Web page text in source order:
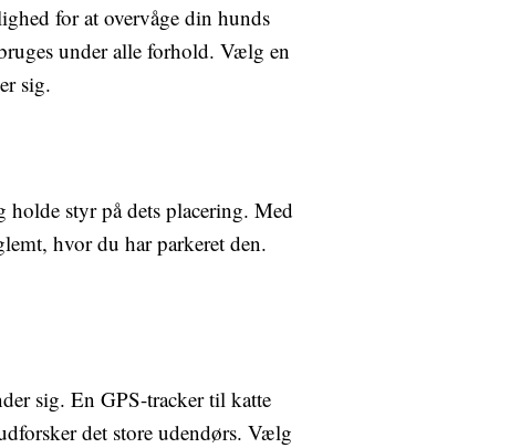
for at overvåge din hunds
under alle forhold. Vælg en
sig.
styr på dets placering. Med
hvor du har parkeret den.
sig. En GPS-tracker til katte
det store udendørs. Vælg